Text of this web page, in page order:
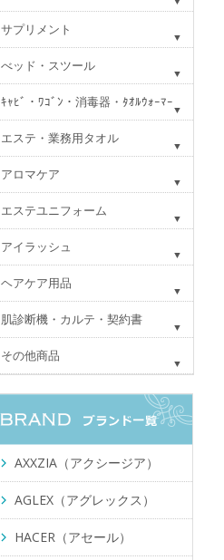
サプリメント
べッド・スツール
ｷｬﾋﾞ・ﾜｺﾞﾝ・消毒器・ﾀｵﾙｳｫｰﾏｰ
エステ・業務用タオル
アロマケア
エステユニフォーム
アイラッシュ
ヘアケア用品
肌診断機・カルテ・契約書
その他商品
AXXZIA（アクシージア）
AGLEX（アグレックス）
HACER（アセール）